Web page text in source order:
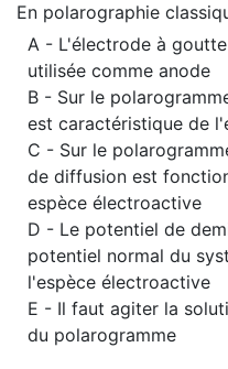
En polarographie
A - L'électrode à
utilisée comme anode
B - Sur le
est caractéristique de
C - Sur le
de diffusion est
espèce électroactive
D - Le potentiel de
potentiel normal du
l'espèce électroactive
E - Il faut agiter la
du polarogramme